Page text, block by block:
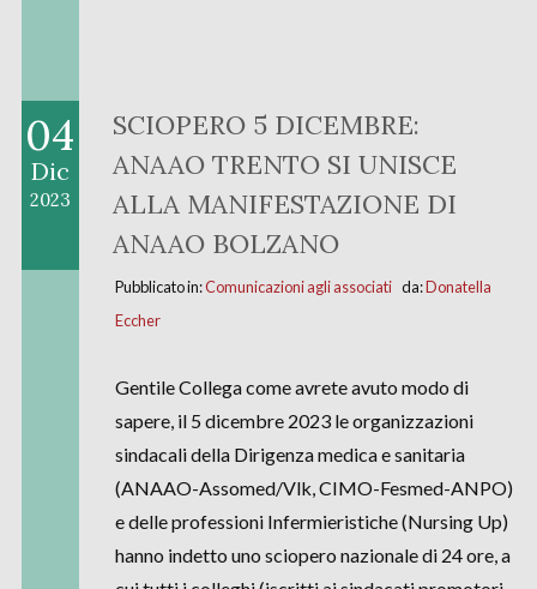
SCIOPERO 5 DICEMBRE:
ANAAO TRENTO SI UNISCE
ALLA MANIFESTAZIONE DI
ANAAO BOLZANO
04
Dic
2023
Pubblicato in:Comunicazioni agli associatida:Donatella
Eccher
Gentile Collega come avrete avuto modo di
sapere, il 5 dicembre 2023 le organizzazioni
sindacali della Dirigenza medica e sanitaria
(ANAAO-Assomed/Vlk, CIMO-Fesmed-ANPO)
e delle professioni Infermieristiche (Nursing Up)
hanno indetto uno sciopero nazionale di 24 ore, a